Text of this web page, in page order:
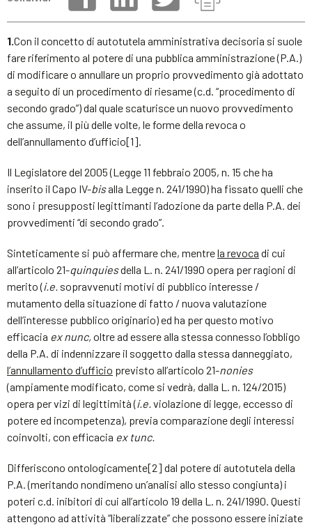
1.Con il concetto di autotutela amministrativa decisoria si suole
fare riferimento al potere di una pubblica amministrazione (P.A.)
di modificare o annullare un proprio provvedimento già adottato
a seguito di un procedimento di riesame (c.d. “procedimento di
secondo grado”) dal quale scaturisce un nuovo provvedimento
che assume, il più delle volte, le forme della revoca o
dell’annullamento d’ufficio[1].
Il Legislatore del 2005 (Legge 11 febbraio 2005, n. 15 che ha
inserito il Capo IV-bisalla Legge n. 241/1990) ha fissato quelli che
sono i presupposti legittimanti l’adozione da parte della P.A. dei
provvedimenti “di secondo grado”.
Sinteticamente si può affermare che, mentrela revoca di cui
all’articolo 21-quinquiesdella L. n. 241/1990 opera per ragioni di
merito (i.e. sopravvenuti motivi di pubblico interesse /
mutamento della situazione di fatto / nuova valutazione
dell’interesse pubblico originario) ed ha per questo motivo
efficacia ex nunc,oltre ad essere alla stessa connesso l’obbligo
della P.A. di indennizzare il soggetto dalla stessa danneggiato,
l’annullamento d’ufficio previsto all’articolo 21-nonies
(ampiamente modificato, come si vedrà, dalla L. n. 124/2015)
opera per vizi di legittimità (i.e.violazione di legge, eccesso di
potere ed incompetenza), previa comparazione degli interessi
coinvolti, con efficacia ex tunc.
Differiscono ontologicamente[2] dal potere di autotutela della
P.A. (meritando nondimeno un’analisi allo stesso congiunta) i
poteri c.d. inibitori di cui all’articolo 19 della L. n. 241/1990. Questi
attengono ad attività “liberalizzate” che possono essere iniziate